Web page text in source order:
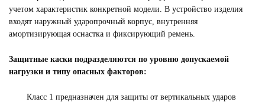
учетом характеристик конкретной модели. В устройство изделия
входят наружный ударопрочный корпус, внутренняя
амортизирующая оснастка и фиксирующий ремень.
Защитные каски подразделяются по уровню допускаемой
нагрузки и типу опасных факторов:
Класс 1 предназначен для защиты от вертикальных ударов